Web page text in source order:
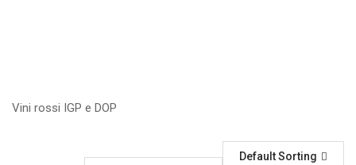
Vini rossi IGP e DOP
Default Sorting